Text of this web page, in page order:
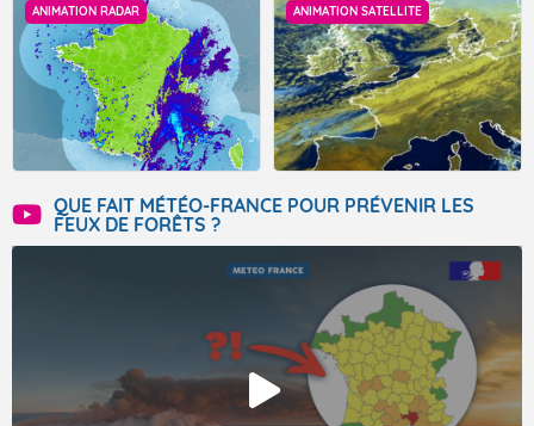
ANIMATION RADAR ANIMATION SATELLITE
QUE FAIT MÉTÉO-FRANCE POUR PRÉVENIR LES
FEUX DE FORÊTS ?